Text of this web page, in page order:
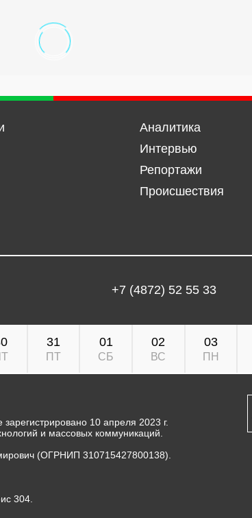
Аналитика
Интервью
Репортажи
Происшествия
+7 (4872) 52 55 33
31
ПТ
01
СБ
02
ВС
03
ПН
10 апреля 2023 г.
и массовых коммуникаций.
(ОГРНИП 310715427800138).
304.